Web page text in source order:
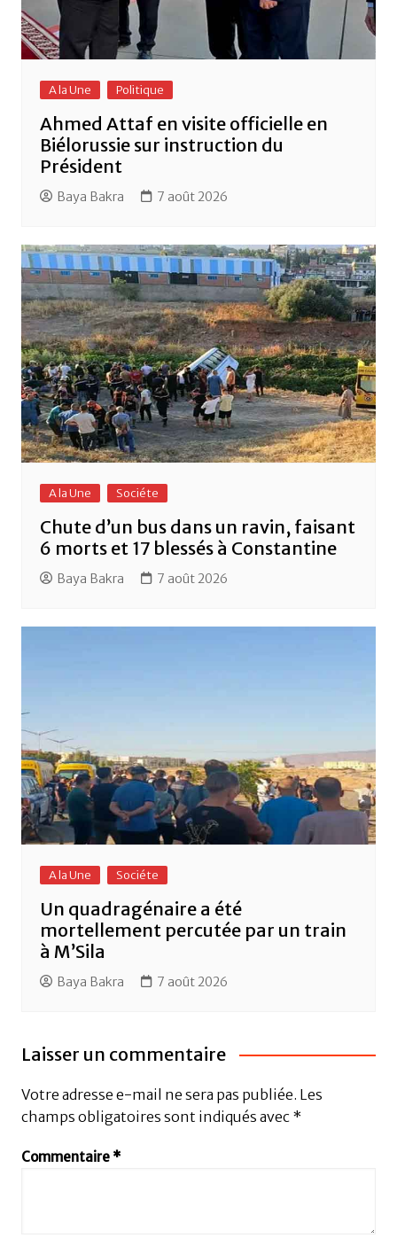
A la Une Politique
Ahmed Attaf en visite officielle en
Biélorussie sur instruction du
Président
Baya Bakra 7 août 2026
A la Une Sociéte
Chute d’un bus dans un ravin, faisant
6 morts et 17 blessés à Constantine
Baya Bakra 7 août 2026
A la Une Sociéte
Un quadragénaire a été
mortellement percutée par un train
à M’Sila
Baya Bakra 7 août 2026
Laisser un commentaire
Votre adresse e-mail ne sera pas publiée. Les
champs obligatoires sont indiqués avec *
Commentaire *